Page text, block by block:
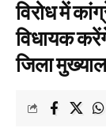
विरोध में
विधायक
जिला